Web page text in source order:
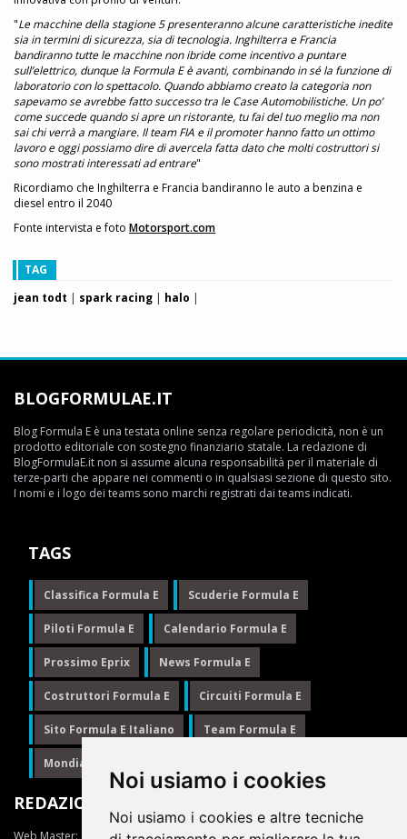
Noi usiamo i cookies
Noi usiamo i cookies e altre tecniche
"Le macchine della stagione 5 presenteranno alcune caratteristiche inedite
sia in termini di sicurezza, sia di tecnologia. Inghilterra e Francia
bandiranno tutte le macchine non ibride come incentivo a puntare
sull’elettrico, dunque la Formula E è avanti, combinando in sé la funzione di
laboratorio con lo spettacolo. Quando abbiamo creato la categoria non
sapevamo se avrebbe fatto successo tra le Case Automobilistiche. Un po’
come succede quando si apre un ristorante, tu fai del tuo meglio ma non
sai chi verrà a mangiare. Il team FIA e il promoter hanno fatto un ottimo
lavoro e oggi possiamo dire di avercela fatta dato che molti costruttori si
sono mostrati interessati ad entrare"
Ricordiamo che Inghilterra e Francia bandiranno le auto a benzina e
diesel entro il 2040
Fonte intervista e foto Motorsport.com
TAG
jean todt | spark racing | halo |
BLOGFORMULAE.IT
Blog Formula E è una testata online senza regolare periodicità, non è un
prodotto editoriale con sostegno finanziario statale. La redazione di
BlogFormulaE.it non si assume alcuna responsabilità per il materiale di
terze-parti che appare nei commenti o in qualsiasi sezione di questo sito.
I nomi e i logo dei teams sono marchi registrati dai teams indicati.
TAGS
Classifica Formula E Scuderie Formula E
Piloti Formula E Calendario Formula E
Prossimo Eprix News Formula E
Costruttori Formula E Circuiti Formula E
Sito Formula E Italiano Team Formula E
Mondiale Formula E
REDAZIONE